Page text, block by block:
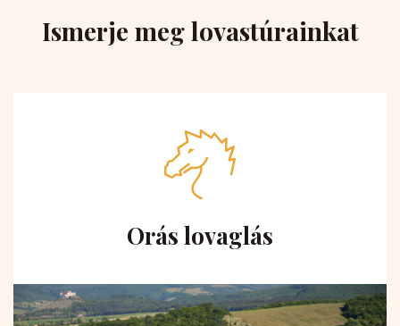
Ismerje meg lovastúrainkat
Orás lovaglás